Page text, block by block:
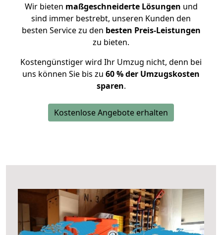
Wir bieten maßgeschneiderte Lösungen und
sind immer bestrebt, unseren Kunden den
besten Service zu den besten Preis-Leistungen
zu bieten.
Kostengünstiger wird Ihr Umzug nicht, denn bei
uns können Sie bis zu 60 % der Umzugskosten
sparen.
Kostenlose Angebote erhalten